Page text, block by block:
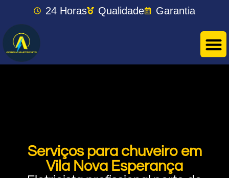
24 Horas Qualidade Garantia
Serviços para chuveiro em
Vila Nova Esperança